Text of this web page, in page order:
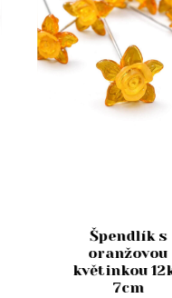
Špendlík s
oranžovou
květinkou
7cm